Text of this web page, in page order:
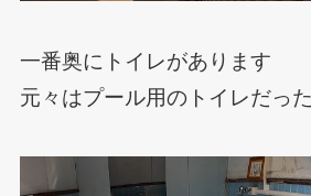
一番奥にトイレがあります
元々はプール用のトイレだっ